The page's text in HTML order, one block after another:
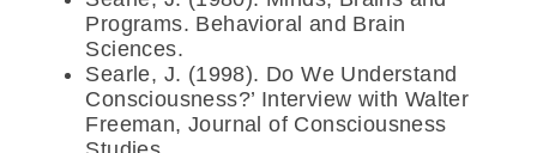
Programs. Behavioral and Brain
Sciences.
Searle, J. (1998). Do We Understand
Consciousness?’ Interview with Walter
Freeman, Journal of Consciousness